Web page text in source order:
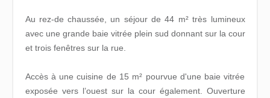
Au rez-de chaussée, un séjour de 44 m² très lumineux
avec une grande baie vitrée plein sud donnant sur la cour
et trois fenêtres sur la rue.
Accès à une cuisine de 15 m² pourvue d'une baie vitrée
exposée vers l’ouest sur la cour également. Ouverture